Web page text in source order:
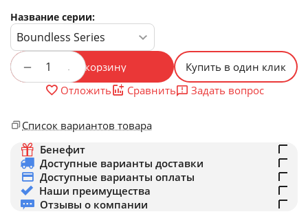
Название серии:
+
− В корзину
Купить в один клик
Отложить
Сравнить Задать вопрос
Список вариантов товара
Бенефит
Доступные варианты доставки
Доступные варианты оплаты
Наши преимущества
Отзывы о компании